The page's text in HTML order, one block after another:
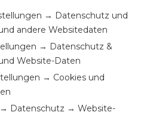
→ Datenschutz und
andere Websitedaten
→ Datenschutz &
Website-Daten
→ Cookies und
Datenschutz → Website-